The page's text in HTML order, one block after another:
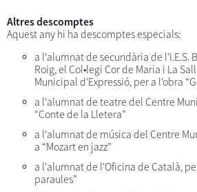
Altres descomptes
Aquest any hi ha descomptes especials:
a l'alumnat de secundària de l'I.E.S.
Roig, el Col•legi Cor de Maria i La
Municipal d'Expressió, per a l'obra
a l'alumnat de teatre del Centre
“Conte de la Lletera”
a l'alumnat de música del Centre
a “Mozart en jazz”
a l'alumnat de l'Oficina de Català,
paraules”